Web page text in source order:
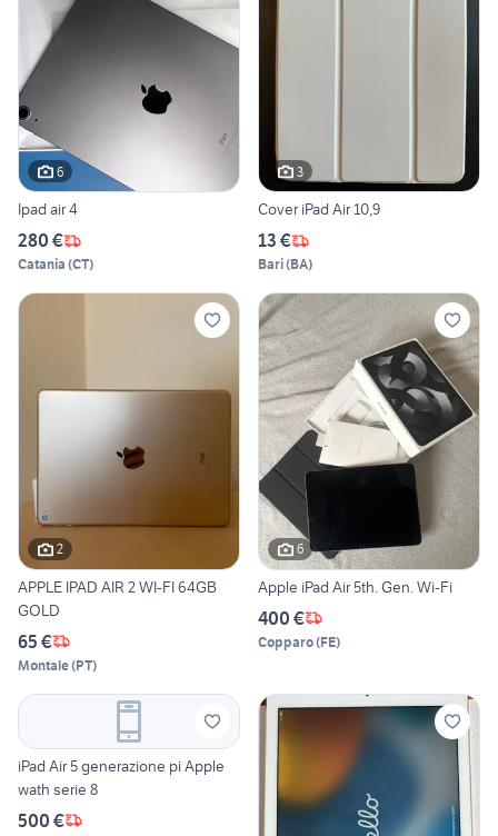
6
Ipad air 4
280 €
Catania (CT)
3
Cover iPad Air 10,9
13 €
Bari(BA)
2
APPLE IPAD AIR 2 WI-FI 64GB
GOLD
65 €
Montale(PT)
6
Apple iPad Air 5th. Gen. Wi-Fi
400 €
Copparo(FE)
iPad Air 5 generazione pi Apple
wath serie 8
500 €